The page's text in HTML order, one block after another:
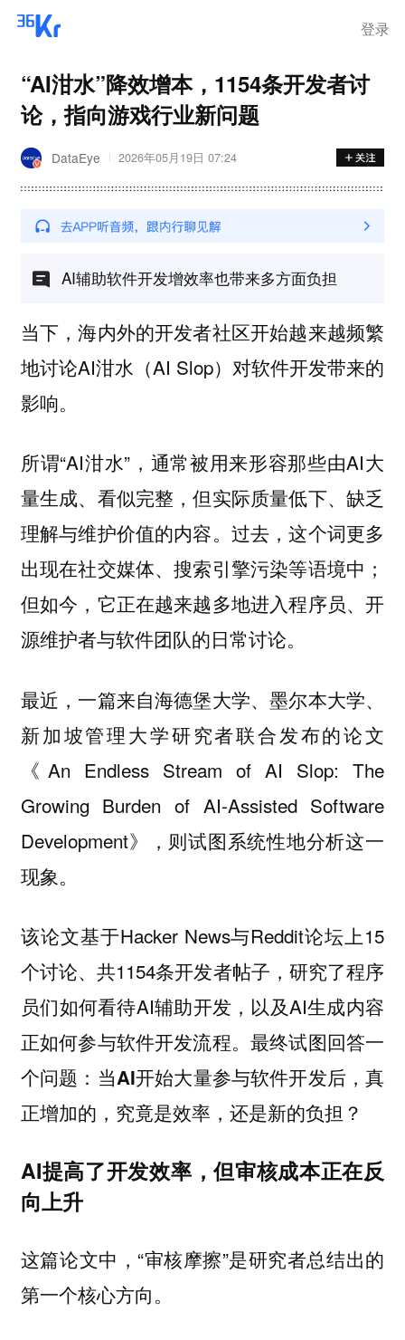
登录
“AI泔水”降效增本，1154条开发者讨
论，指向游戏行业新问题
DataEye 2026年05月19日 07:24
AI辅助软件开发增效率也带来多方面负担
当下，海内外的开发者社区开始越来越频繁
地讨论AI泔水（AI Slop）对软件开发带来的
影响。
所谓“AI泔水”，通常被用来形容那些由AI大
量生成、看似完整，但实际质量低下、缺乏
理解与维护价值的内容。过去，这个词更多
出现在社交媒体、搜索引擎污染等语境中；
但如今，它正在越来越多地进入程序员、开
源维护者与软件团队的日常讨论。
最近，一篇来自海德堡大学、墨尔本大学、
新加坡管理大学研究者联合发布的论文
《An Endless Stream of AI Slop: The
Growing Burden of AI-Assisted Software
Development》，则试图系统性地分析这一
现象。
该论文基于Hacker News与Reddit论坛上15
个讨论、共1154条开发者帖子，研究了程序
员们如何看待AI辅助开发，以及AI生成内容
正如何参与软件开发流程。最终试图回答一
个问题： 当AI开始大量参与软件开发后，真
正增加的，究竟是效率，还是新的负担？
AI提高了开发效率，但审核成本正在反
向上升
这篇论文中，“审核摩擦”是研究者总结出的
第一个核心方向。